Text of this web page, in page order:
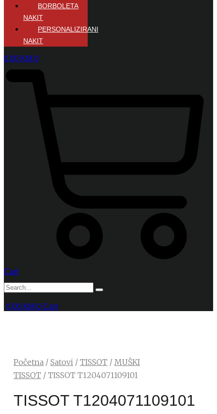
BORBOLETA
NAKIT
PERSONALIZIRANI
NAKIT
0,00 KM 0
Cart
0,00 KM 0 Cart
Početna / Satovi / TISSOT / MUŠKI
TISSOT / TISSOT T1204071109101
TISSOT T1204071109101